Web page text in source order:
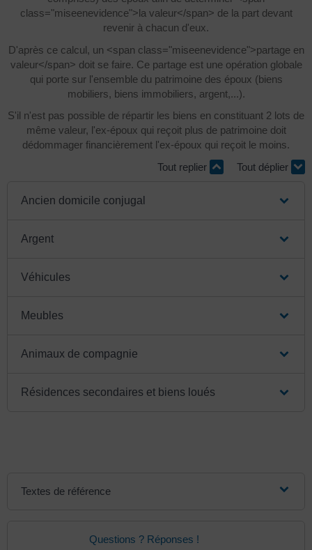
class="miseenevidence">la valeur</span> de la part devant
revenir à chacun d'eux.
D'après ce calcul, un <span class="miseenevidence">partage en
valeur</span> doit se faire. Ce partage est une opération globale
qui porte sur l'ensemble du patrimoine des époux (biens
mobiliers, biens immobiliers, argent,...).
S'il n'est pas possible de répartir les biens en constituant 2 lots de
même valeur, l'ex-époux qui reçoit plus de patrimoine doit
dédommager financièrement l'ex-époux qui reçoit le moins.
Tout replier
Tout déplier
Ancien domicile conjugal
Argent
Véhicules
Meubles
Animaux de compagnie
Résidences secondaires et biens loués
Textes de référence
Questions ? Réponses !